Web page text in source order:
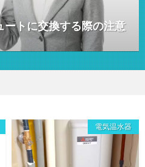
ートに交換する際の注意
電気温水器